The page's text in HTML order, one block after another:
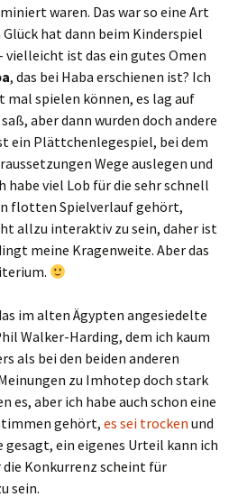
waren. Das war so eine Art
hat dann beim Kinderspiel
vielleicht ist das ein gutes Omen
, das bei Haba erschienen ist? Ich
mal spielen können, es lag auf
aber dann wurden doch andere
ein Plättchenlegespiel, bei dem
Wege auslegen und
habe viel Lob für die sehr schnell
flotten Spielverlauf gehört,
allzu interaktiv zu sein, daher ist
meine Kragenweite. Aber das
im alten Ägypten angesiedelte
Walker-Harding, dem ich kaum
als bei den beiden anderen
zu Imhotep doch stark
es, aber ich habe auch schon eine
gehört, es sei trocken und
gesagt, ein eigenes Urteil kann ich
Konkurrenz scheint für
sein.